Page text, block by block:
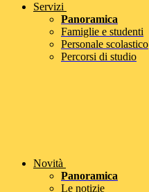
Servizi
Panoramica
Famiglie e studenti
Personale scolastico
Percorsi di studio
Novità
Panoramica
Le notizie